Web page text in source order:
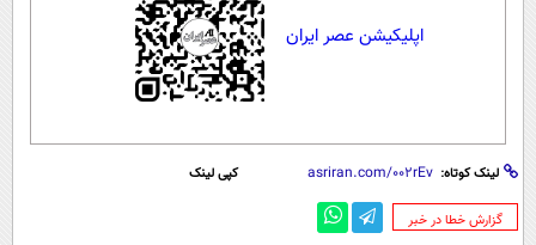
اپلیکیشن عصر ایران
لینک کوتاه: کپی لینک
‌گزارش خطا در خبر